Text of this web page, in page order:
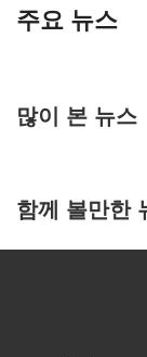
주요 뉴스
많이 본 뉴스
함께 볼만한